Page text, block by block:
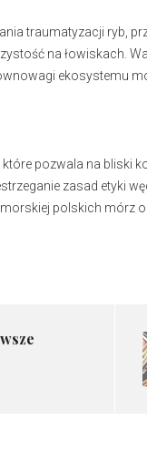
traumatyzacji ryb,
na łowiskach.
ekosystemu
pozwala na bliski
zasad etyki
polskich mórz